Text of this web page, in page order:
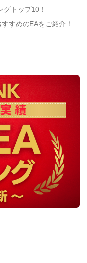
グトップ10！
すめのEAをご紹介！